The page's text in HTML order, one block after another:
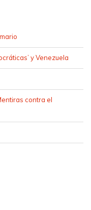
y Venezuela
contra el